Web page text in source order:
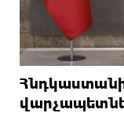
Հնդկաստանի